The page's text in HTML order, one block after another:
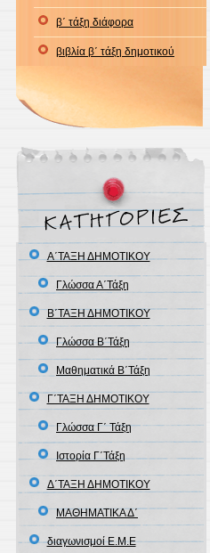
β΄ τάξη διάφορα
βιβλία β΄ τάξη δημοτικού
Α΄ΤΑΞΗ ΔΗΜΟΤΙΚΟΥ
Γλώσσα Α΄Τάξη
Β΄ΤΑΞΗ ΔΗΜΟΤΙΚΟΥ
Γλώσσα Β΄Τάξη
Μαθηματικά Β΄Τάξη
Γ΄ΤΑΞΗ ΔΗΜΟΤΙΚΟΥ
Γλώσσα Γ΄ Τάξη
Ιστορία Γ΄Τάξη
Δ΄ΤΑΞΗ ΔΗΜΟΤΙΚΟΥ
ΜΑΘΗΜΑΤΙΚΑ Δ΄
διαγωνισμοί Ε.Μ.Ε